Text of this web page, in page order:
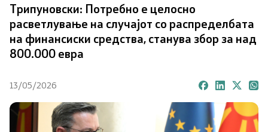
Заменик министер
Државен секретар
Органи во состав
Органограм
Трипуновски: Потребно е целосно
расветлување на случајот со распределбата
на финансиски средства, станува збор за над
800.000 евра
13/05/2026